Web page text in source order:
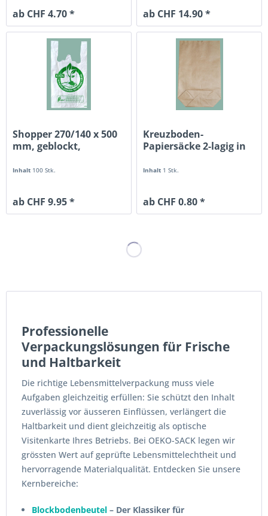
ab CHF 4.70 * ab CHF 14.90 *
Shopper 270/140 x 500
mm, geblockt,
Inhalt 100 Stk.
ab CHF 9.95 *
Kreuzboden-
Papiersäcke 2-lagig in
Inhalt 1 Stk.
ab CHF 0.80 *
Professionelle
Verpackungslösungen für Frische
und Haltbarkeit
Die richtige Lebensmittelverpackung muss viele
Aufgaben gleichzeitig erfüllen: Sie schützt den Inhalt
zuverlässig vor äusseren Einflüssen, verlängert die
Haltbarkeit und dient gleichzeitig als optische
Visitenkarte Ihres Betriebs. Bei OEKO-SACK legen wir
grössten Wert auf geprüfte Lebensmittelechtheit und
hervorragende Materialqualität. Entdecken Sie unsere
Kernbereiche:
Blockbodenbeutel– Der Klassiker für